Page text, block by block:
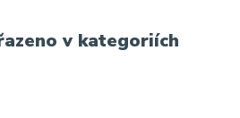
v kategoriích